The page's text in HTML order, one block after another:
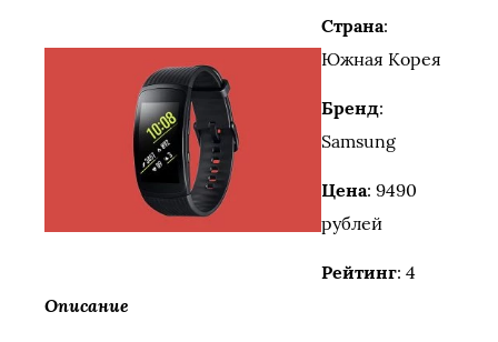
Страна:
Южная Корея
Бренд:
Samsung
Цена: 9490
рублей
Рейтинг: 4
Описание